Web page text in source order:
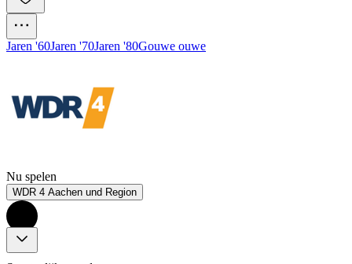
Jaren '60Jaren '70Jaren '80Gouwe ouwe
Nu spelen
WDR 4 Aachen und Region